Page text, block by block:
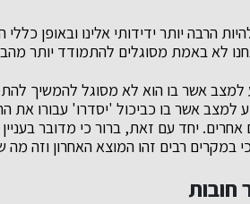
הרבה יותר ידידותי אלינו ובאופן
לא באמת מסוגלים להתמודד יותר
למצב אשר בו הוא לא מסוגל להמשיך
אשר בו כביכול 'יסדרו' עבורו את
אחרים. יחד עם זאת, ברור כי מדובר
במקרים רבים זהו המוצא האחרון וזה
חובות